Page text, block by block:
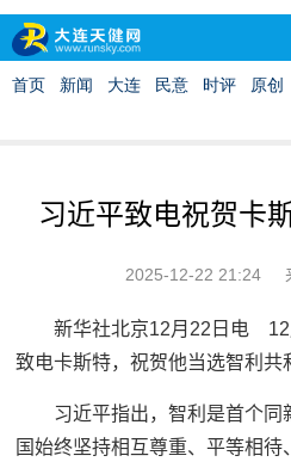
习近平致电祝贺卡
2025-12-22 21:24
新华社北京12月22日电
致电卡斯特，祝贺他当选智利共
习近平指出，智利是首个
国始终坚持相互尊重、平等相